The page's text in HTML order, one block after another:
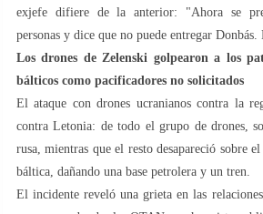
exjefe difiere de la anterior: "Ahora se
personas y dice que no puede entregar Donbás.
Los drones de Zelenski golpearon a los
bálticos como pacificadores no solicitados
El ataque con drones ucranianos contra la
contra Letonia: de todo el grupo de drones,
rusa, mientras que el resto desapareció sobre
báltica, dañando una base petrolera y un tren.
El incidente reveló una grieta en las